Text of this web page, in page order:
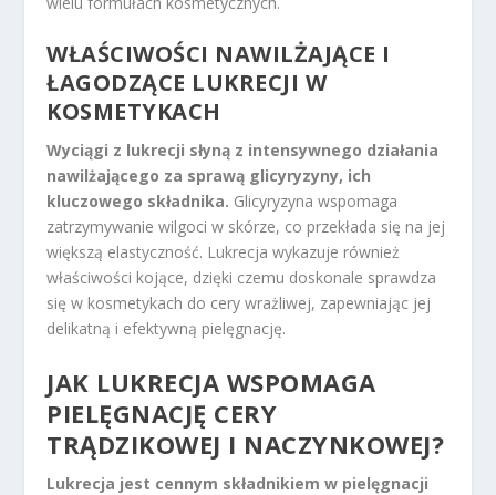
WŁAŚCIWOŚCI NAWILŻAJĄCE I
ŁAGODZĄCE LUKRECJI W
KOSMETYKACH
Wyciągi z lukrecji słyną z intensywnego działania
nawilżającego za sprawą glicyryzyny, ich
kluczowego składnika. Glicyryzyna wspomaga
zatrzymywanie wilgoci w skórze, co przekłada się na jej
większą elastyczność. Lukrecja wykazuje również
właściwości kojące, dzięki czemu doskonale sprawdza
się w kosmetykach do cery wrażliwej, zapewniając jej
delikatną i efektywną pielęgnację.
JAK LUKRECJA WSPOMAGA
PIELĘGNACJĘ CERY
TRĄDZIKOWEJ I NACZYNKOWEJ?
Lukrecja jest cennym składnikiem w pielęgnacji